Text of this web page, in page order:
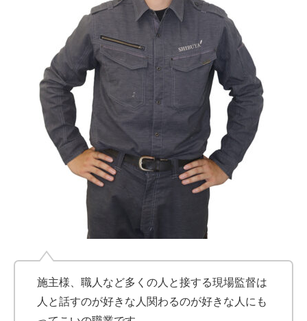
施主様、職人など多くの人と接する現場監督は
人と話すのが好きな人関わるのが好きな人にも